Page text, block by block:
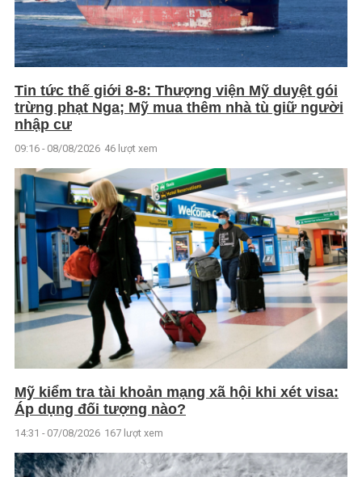
Tin tức thế giới 8-8: Thượng viện Mỹ duyệt gói
trừng phạt Nga; Mỹ mua thêm nhà tù giữ người
nhập cư
09:16 - 08/08/2026 46 lượt xem
Mỹ kiểm tra tài khoản mạng xã hội khi xét visa:
Áp dụng đối tượng nào?
14:31 - 07/08/2026 167 lượt xem